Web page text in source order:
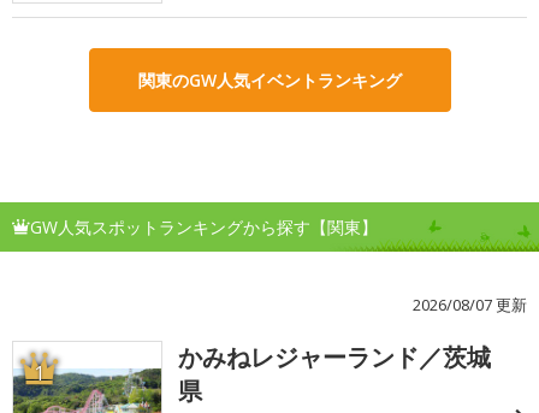
関東のGW人気イベントランキング
GW人気スポットランキングから探す【関東】
2026/08/07 更新
1
かみねレジャーランド／茨城
県